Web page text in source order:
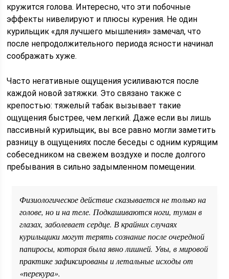
кружится голова. Интересно, что эти побочные
эффекты нивелируют и плюсы курения. Не один
курильщик «для лучшего мышления» замечал, что
после непродолжительного периода ясности начинал
соображать хуже.
Часто негативные ощущения усиливаются после
каждой новой затяжки. Это связано также с
крепостью: тяжелый табак вызывает такие
ощущения быстрее, чем легкий. Даже если вы лишь
пассивный курильщик, вы все равно могли заметить
разницу в ощущениях после беседы с одним курящим
собеседником на свежем воздухе и после долгого
пребывания в сильно задымленном помещении.
Физиологическое действие сказывается не только на
голове, но и на теле. Подкашиваются ноги, туман в
глазах, заболевает сердце. В крайних случаях
курильщики могут терять сознание после очередной
папиросы, которая была явно лишней. Увы, в мировой
практике зафиксированы и летальные исходы от
«перекура».